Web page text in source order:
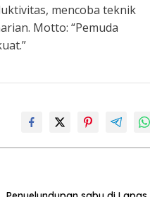
mencoba teknik
Motto: “Pemuda